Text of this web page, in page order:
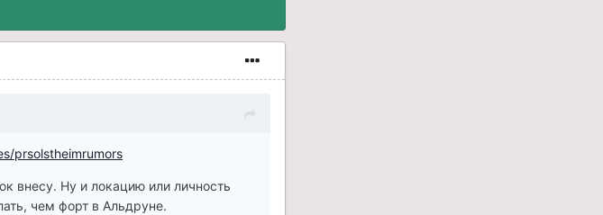
prsolstheimrumors
внесу. Ну и локацию или личность
чем форт в Альдруне.